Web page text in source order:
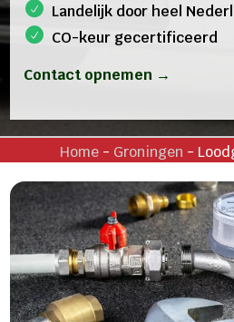
Landelijk door heel
CO-keur gecertificeerd
Contact opnemen →
Home - Groningen -